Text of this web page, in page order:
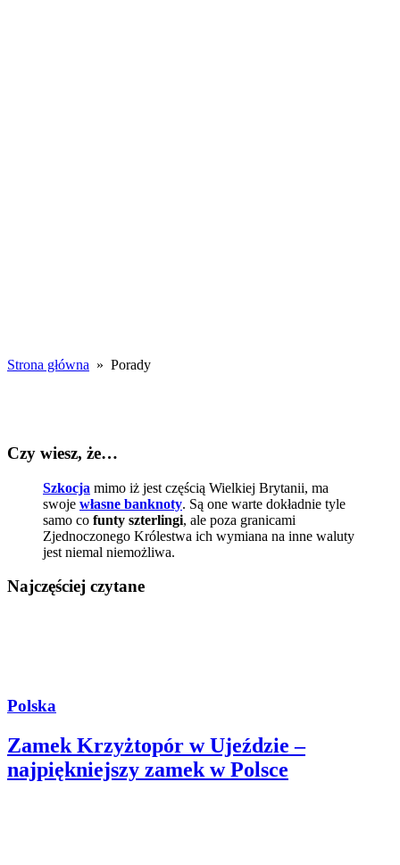
Strona główna » Porady
Czy wiesz, że…
Szkocja mimo iż jest częścią Wielkiej Brytanii, ma
swoje własne banknoty. Są one warte dokładnie tyle
samo co funty szterlingi, ale poza granicami
Zjednoczonego Królestwa ich wymiana na inne waluty
jest niemal niemożliwa.
Najczęściej czytane
Polska
Zamek Krzyżtopór w Ujeździe –
najpiękniejszy zamek w Polsce